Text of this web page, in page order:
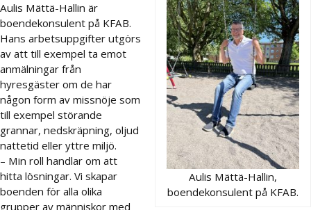
Aulis Mättä-Hallin,
boendekonsulent på KFAB.
Aulis Mättä-Hallin är
boendekonsulent på KFAB.
Hans arbetsuppgifter utgörs
av att till exempel ta emot
anmälningar från
hyresgäster om de har
någon form av missnöje som
till exempel störande
grannar, nedskräpning, oljud
nattetid eller yttre miljö.
– Min roll handlar om att
hitta lösningar. Vi skapar
boenden för alla olika
grupper av människor med